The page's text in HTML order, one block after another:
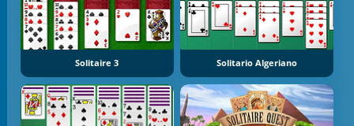
Solitaire 3 Solitario Algeriano